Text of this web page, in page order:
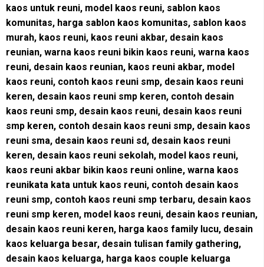
kaos untuk reuni, model kaos reuni, sablon kaos
komunitas, harga sablon kaos komunitas, sablon kaos
murah, kaos reuni, kaos reuni akbar, desain kaos
reunian, warna kaos reuni bikin kaos reuni, warna kaos
reuni, desain kaos reunian, kaos reuni akbar, model
kaos reuni, contoh kaos reuni smp, desain kaos reuni
keren, desain kaos reuni smp keren, contoh desain
kaos reuni smp, desain kaos reuni, desain kaos reuni
smp keren, contoh desain kaos reuni smp, desain kaos
reuni sma, desain kaos reuni sd, desain kaos reuni
keren, desain kaos reuni sekolah, model kaos reuni,
kaos reuni akbar bikin kaos reuni online, warna kaos
reunikata kata untuk kaos reuni, contoh desain kaos
reuni smp, contoh kaos reuni smp terbaru, desain kaos
reuni smp keren, model kaos reuni, desain kaos reunian,
desain kaos reuni keren, harga kaos family lucu, desain
kaos keluarga besar, desain tulisan family gathering,
desain kaos keluarga, harga kaos couple keluarga